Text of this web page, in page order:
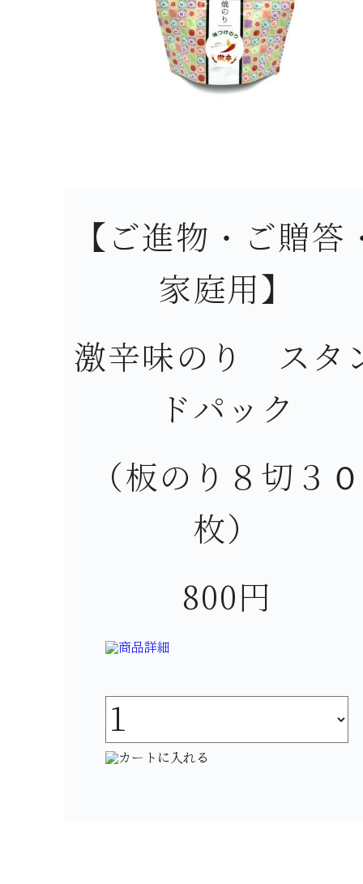
【ご進物・ご贈答
家庭用】
激辛味のり スタ
ドパック
（板のり８切３０
枚）
800円